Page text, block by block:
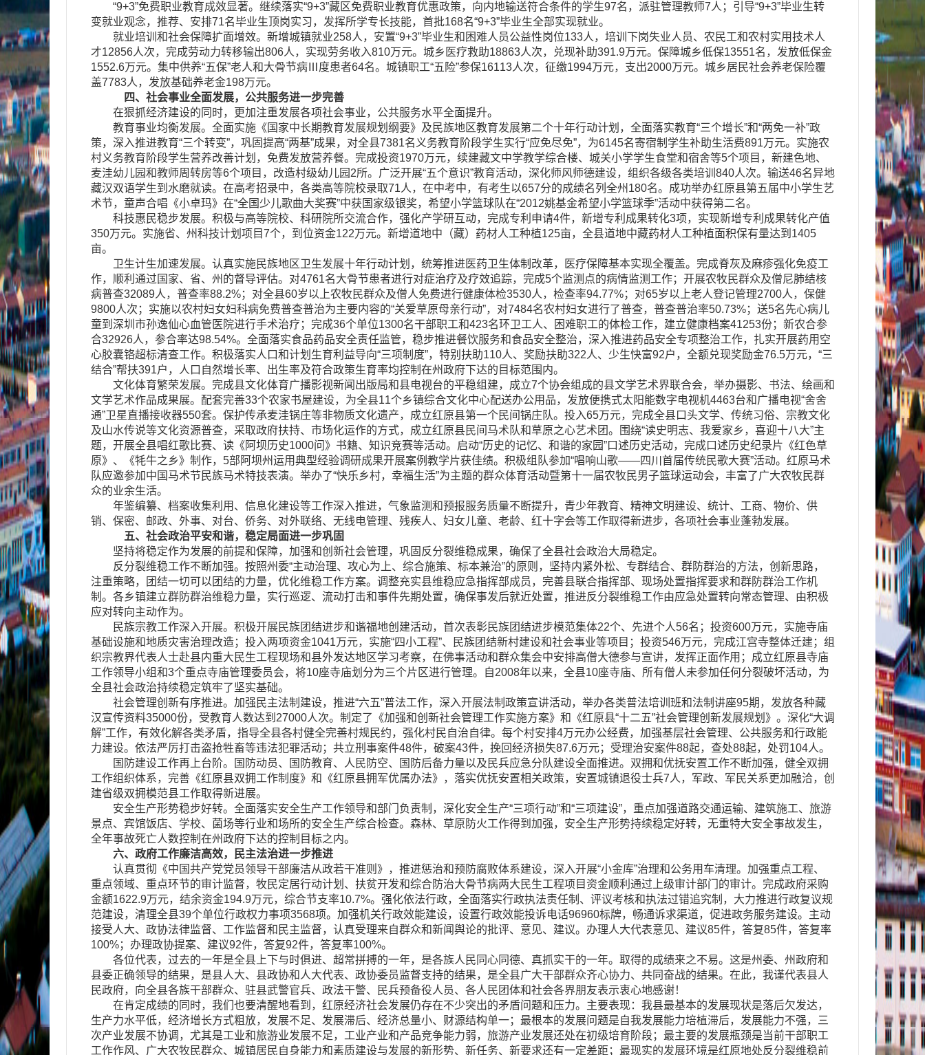
“9+3”免费职业教育成效显著。继续落实“9+3”藏区免费职业教育优惠政策，向内地输送符合条件的学生97名，派驻管理教师7人；引导“9+3”毕业生转
变就业观念，推荐、安排71名毕业生顶岗实习，发挥所学专长技能，首批168名“9+3”毕业生全部实现就业。
就业培训和社会保障扩面增效。新增城镇就业258人，安置“9+3”毕业生和困难人员公益性岗位133人，培训下岗失业人员、农民工和农村实用技术人
才12856人次，完成劳动力转移输出806人，实现劳务收入810万元。城乡医疗救助18863人次，兑现补助391.9万元。保障城乡低保13551名，发放低保金
1552.6万元。集中供养“五保”老人和大骨节病Ⅲ度患者64名。城镇职工“五险”参保16113人次，征缴1994万元，支出2000万元。城乡居民社会养老保险覆
盖7783人，发放基础养老金198万元。
四、社会事业全面发展，公共服务进一步完善
在狠抓经济建设的同时，更加注重发展各项社会事业，公共服务水平全面提升。
教育事业均衡发展。全面实施《国家中长期教育发展规划纲要》及民族地区教育发展第二个十年行动计划，全面落实教育“三个增长”和“两免一补”政
策，深入推进教育“三个转变”，巩固提高“两基”成果，对全县7381名义务教育阶段学生实行“应免尽免”，为6145名寄宿制学生补助生活费891万元。实施农
村义务教育阶段学生营养改善计划，免费发放营养餐。完成投资1970万元，续建藏文中学教学综合楼、城关小学学生食堂和宿舍等5个项目，新建色地、
麦洼幼儿园和教师周转房等6个项目，改造村级幼儿园2所。广泛开展“五个意识”教育活动，深化师风师德建设，组织各级各类培训840人次。输送46名异地
藏汉双语学生到水磨就读。在高考招录中，各类高等院校录取71人，在中考中，有考生以657分的成绩名列全州180名。成功举办红原县第五届中小学生艺
术节，童声合唱《小卓玛》在“全国少儿歌曲大奖赛”中获国家级银奖，希望小学篮球队在“2012姚基金希望小学篮球季”活动中获得第二名。
科技惠民稳步发展。积极与高等院校、科研院所交流合作，强化产学研互动，完成专利申请4件，新增专利成果转化3项，实现新增专利成果转化产值
350万元。实施省、州科技计划项目7个，到位资金122万元。新增道地中（藏）药材人工种植125亩，全县道地中藏药材人工种植面积保有量达到1405
亩。
卫生计生加速发展。认真实施民族地区卫生发展十年行动计划，统筹推进医药卫生体制改革，医疗保障基本实现全覆盖。完成脊灰及麻疹强化免疫工
作，顺利通过国家、省、州的督导评估。对4761名大骨节患者进行对症治疗及疗效追踪，完成5个监测点的病情监测工作；开展农牧民群众及僧尼肺结核
病普查32089人，普查率88.2%；对全县60岁以上农牧民群众及僧人免费进行健康体检3530人，检查率94.77%；对65岁以上老人登记管理2700人，保健
9800人次；实施以农村妇女妇科病免费普查普治为主要内容的“关爱草原母亲行动”，对7484名农村妇女进行了普查，普查普治率50.73%；送5名先心病儿
童到深圳市孙逸仙心血管医院进行手术治疗；完成36个单位1300名干部职工和423名环卫工人、困难职工的体检工作，建立健康档案41253份；新农合参
合32926人，参合率达98.54%。全面落实食品药品安全责任监管，稳步推进餐饮服务和食品安全整治，深入推进药品安全专项整治工作，扎实开展药用空
心胶囊铬超标清查工作。积极落实人口和计划生育利益导向“三项制度”，特别扶助110人、奖励扶助322人、少生快富92户，全额兑现奖励金76.5万元，“三
结合”帮扶391户，人口自然增长率、出生率及符合政策生育率均控制在州政府下达的目标范围内。
文化体育繁荣发展。完成县文化体育广播影视新闻出版局和县电视台的平稳组建，成立7个协会组成的县文学艺术界联合会，举办摄影、书法、绘画和
文学艺术作品成果展。配套完善33个农家书屋建设，为全县11个乡镇综合文化中心配送办公用品，发放便携式太阳能数字电视机4463台和广播电视“舍舍
通”卫星直播接收器550套。保护传承麦洼锅庄等非物质文化遗产，成立红原县第一个民间锅庄队。投入65万元，完成全县口头文学、传统习俗、宗教文化
及山水传说等文化资源普查，采取政府扶持、市场化运作的方式，成立红原县民间马术队和草原之心艺术团。围绕“读史明志、我爱家乡，喜迎十八大”主
题，开展全县唱红歌比赛、读《阿坝历史1000问》书籍、知识竞赛等活动。启动“历史的记忆、和谐的家园”口述历史活动，完成口述历史纪录片《红色草
原》、《牦牛之乡》制作，5部阿坝州运用典型经验调研成果开展案例教学片获佳绩。积极组队参加“唱响山歌——四川首届传统民歌大赛”活动。红原马术
队应邀参加中国马术节民族马术特技表演。举办了“快乐乡村，幸福生活”为主题的群众体育活动暨第十一届农牧民男子篮球运动会，丰富了广大农牧民群
众的业余生活。
年鉴编纂、档案收集利用、信息化建设等工作深入推进，气象监测和预报服务质量不断提升，青少年教育、精神文明建设、统计、工商、物价、供
销、保密、邮政、外事、对台、侨务、对外联络、无线电管理、残疾人、妇女儿童、老龄、红十字会等工作取得新进步，各项社会事业蓬勃发展。
五、社会政治平安和谐，稳定局面进一步巩固
坚持将稳定作为发展的前提和保障，加强和创新社会管理，巩固反分裂维稳成果，确保了全县社会政治大局稳定。
反分裂维稳工作不断加强。按照州委“主动治理、攻心为上、综合施策、标本兼治”的原则，坚持内紧外松、专群结合、群防群治的方法，创新思路，
注重策略，团结一切可以团结的力量，优化维稳工作方案。调整充实县维稳应急指挥部成员，完善县联合指挥部、现场处置指挥要求和群防群治工作机
制。各乡镇建立群防群治维稳力量，实行巡逻、流动打击和事件先期处置，确保事发后就近处置，推进反分裂维稳工作由应急处置转向常态管理、由积极
应对转向主动作为。
民族宗教工作深入开展。积极开展民族团结进步和谐福地创建活动，首次表彰民族团结进步模范集体22个、先进个人56名；投资600万元，实施寺庙
基础设施和地质灾害治理改造；投入两项资金1041万元，实施“四小工程”、民族团结新村建设和社会事业等项目；投资546万元，完成江宫寺整体迁建；组
织宗教界代表人士赴县内重大民生工程现场和县外发达地区学习考察，在佛事活动和群众集会中安排高僧大德参与宣讲，发挥正面作用；成立红原县寺庙
工作领导小组和3个重点寺庙管理委员会，将10座寺庙划分为三个片区进行管理。自2008年以来，全县10座寺庙、所有僧人未参加任何分裂破坏活动，为
全县社会政治持续稳定筑牢了坚实基础。
社会管理创新有序推进。加强民主法制建设，推进“六五”普法工作，深入开展法制政策宣讲活动，举办各类普法培训班和法制讲座95期，发放各种藏
汉宣传资料35000份，受教育人数达到27000人次。制定了《加强和创新社会管理工作实施方案》和《红原县“十二五”社会管理创新发展规划》。深化“大调
解”工作，有效化解各类矛盾，指导全县各村健全完善村规民约，强化村民自治自律。每个村安排4万元办公经费，加强基层社会管理、公共服务和行政能
力建设。依法严厉打击盗抢牲畜等违法犯罪活动；共立刑事案件48件，破案43件，挽回经济损失87.6万元；受理治安案件88起，查处88起，处罚104人。
国防建设工作再上台阶。国防动员、国防教育、人民防空、国防后备力量以及民兵应急分队建设全面推进。双拥和优抚安置工作不断加强，健全双拥
工作组织体系，完善《红原县双拥工作制度》和《红原县拥军优属办法》，落实优抚安置相关政策，安置城镇退役士兵7人，军政、军民关系更加融洽，创
建省级双拥模范县工作取得新进展。
安全生产形势稳步好转。全面落实安全生产工作领导和部门负责制，深化安全生产“三项行动”和“三项建设”，重点加强道路交通运输、建筑施工、旅游
景点、宾馆饭店、学校、菌场等行业和场所的安全生产综合检查。森林、草原防火工作得到加强，安全生产形势持续稳定好转，无重特大安全事故发生，
全年事故死亡人数控制在州政府下达的控制目标之内。
六、政府工作廉洁高效，民主法治进一步推进
认真贯彻《中国共产党党员领导干部廉洁从政若干准则》，推进惩治和预防腐败体系建设，深入开展“小金库”治理和公务用车清理。加强重点工程、
重点领域、重点环节的审计监督，牧民定居行动计划、扶贫开发和综合防治大骨节病两大民生工程项目资金顺利通过上级审计部门的审计。完成政府采购
金额1622.9万元，结余资金194.9万元，综合节支率10.7%。强化依法行政，全面落实行政执法责任制、评议考核和执法过错追究制，大力推进行政复议规
范建设，清理全县39个单位行政权力事项3568项。加强机关行政效能建设，设置行政效能投诉电话96960标牌，畅通诉求渠道，促进政务服务建设。主动
接受人大、政协法律监督、工作监督和民主监督，认真受理来自群众和新闻舆论的批评、意见、建议。办理人大代表意见、建议85件，答复85件，答复率
100%；办理政协提案、建议92件，答复92件，答复率100%。
各位代表，过去的一年是全县上下与时俱进、超常拼搏的一年，是各族人民同心同德、真抓实干的一年。取得的成绩来之不易。这是州委、州政府和
县委正确领导的结果，是县人大、县政协和人大代表、政协委员监督支持的结果，是全县广大干部群众齐心协力、共同奋战的结果。在此，我谨代表县人
民政府，向全县各族干部群众、驻县武警官兵、政法干警、民兵预备役人员、各人民团体和社会各界朋友表示衷心地感谢！
在肯定成绩的同时，我们也要清醒地看到，红原经济社会发展仍存在不少突出的矛盾问题和压力。主要表现：我县最基本的发展现状是落后欠发达，
生产力水平低，经济增长方式粗放，发展不足、发展滞后、经济总量小、财源结构单一；最根本的发展问题是自我发展能力培植滞后，发展能力不强，三
次产业发展不协调，尤其是工业和旅游业发展不足，工业产业和产品竞争能力弱，旅游产业发展还处在初级培育阶段；最主要的发展瓶颈是当前干部职工
工作作风、广大农牧民群众、城镇居民自身能力和素质建设与发展的新形势、新任务、新要求还有一定差距；最现实的发展环境是红原地处反分裂维稳前